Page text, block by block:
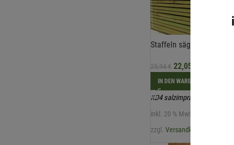
Staffeln sägerau
25,94€ 22,05
IN DEN WARENKORB
KD4 salzimprägniert
inkl. 20 % MwSt.
zzgl. Versandkosten